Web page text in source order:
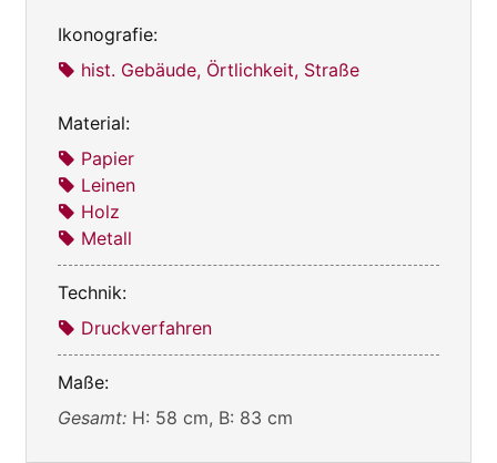
Ikonografie:
hist. Gebäude, Örtlichkeit, Straße
Material:
Papier
Leinen
Holz
Metall
Technik:
Druckverfahren
Maße:
Gesamt: H: 58 cm, B: 83 cm